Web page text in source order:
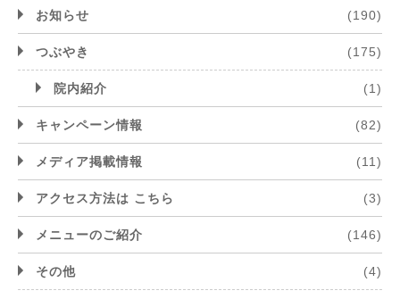
お知らせ (190)
つぶやき (175)
院内紹介 (1)
キャンペーン情報 (82)
メディア掲載情報 (11)
アクセス方法は こちら (3)
メニューのご紹介 (146)
その他 (4)